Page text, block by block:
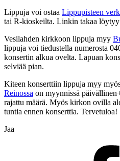
Lippuja voi ostaa Lippupisteen
tai R-kioskeilta. Linkin takaa löytyy
Vesilahden kirkkoon lippuja myy
lippuja voi tiedustella numerosta
konsertin alkua ovelta. Lapuan
selviää pian.
Kiteen konserttiin lippuja myy
Reinossa on myynnissä
rajattu määrä. Myös kirkon ovilla
tuntia ennen konserttia. Tervetuloa!
Jaa